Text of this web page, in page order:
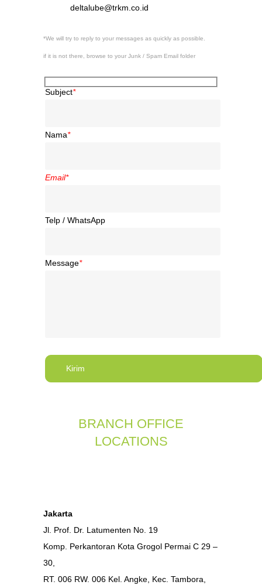
deltalube@trkm.co.id
*We will try to reply to your messages as quickly as possible.
if it is not there, browse to your Junk / Spam Email folder
Subject*
Nama*
Email*
Telp / WhatsApp
Message*
BRANCH OFFICE
LOCATIONS
Jakarta
Jl. Prof. Dr. Latumenten No. 19
Komp. Perkantoran Kota Grogol Permai C 29 –
30,
RT. 006 RW. 006 Kel. Angke, Kec. Tambora,